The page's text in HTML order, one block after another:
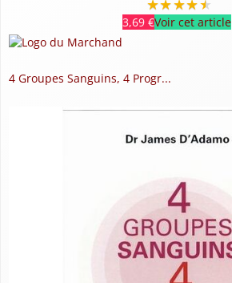
★★★★★
3,69 €Voir cet article
4 Groupes Sanguins, 4 Progr...